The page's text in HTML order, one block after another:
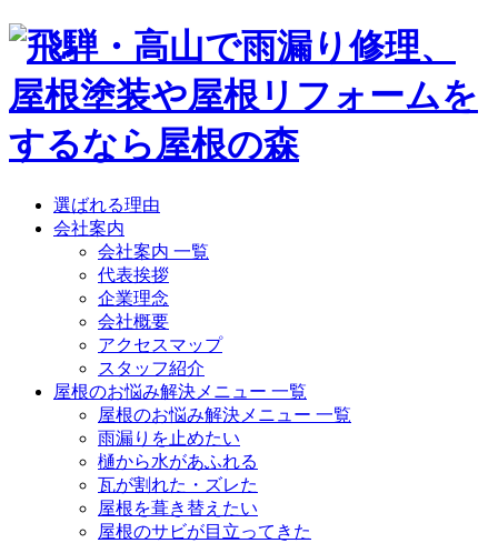
選ばれる理由
会社案内
会社案内 一覧
代表挨拶
企業理念
会社概要
アクセスマップ
スタッフ紹介
屋根のお悩み解決メニュー 一覧
屋根のお悩み解決メニュー 一覧
雨漏りを止めたい
樋から水があふれる
瓦が割れた・ズレた
屋根を葺き替えたい
屋根のサビが目立ってきた